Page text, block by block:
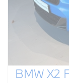
BMW X2